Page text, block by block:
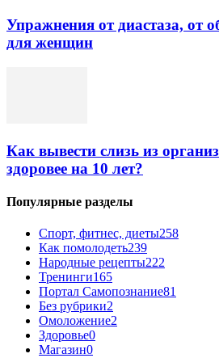
Упражнения от диастаза, от
для женщин
Как вывести слизь из
здоровее на 10 лет?
Популярные разделы
Спорт, фитнес, диеты258
Как помолодеть239
Народные рецепты222
Тренинги165
Портал Самопознание81
Без рубрики2
Омоложение2
Здоровье0
Магазин0